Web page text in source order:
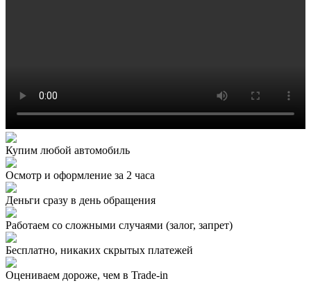
Купим любой автомобиль
Осмотр и оформление за 2 часа
Деньги сразу в день обращения
Работаем со сложными случаями (залог, запрет)
Бесплатно, никаких скрытых платежей
Оцениваем дороже, чем в Trade‑in